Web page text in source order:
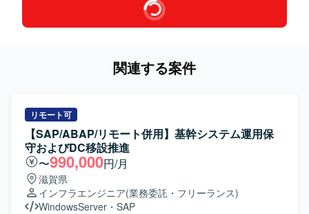
関連する案件
リモート可
【SAP/ABAP/リモート併用】基幹システム運用保
守およびDC移設推進
〜990,000円/月
滋賀県
インフラエンジニア(業務委託・フリーランス)
WindowsServer ・ SAP